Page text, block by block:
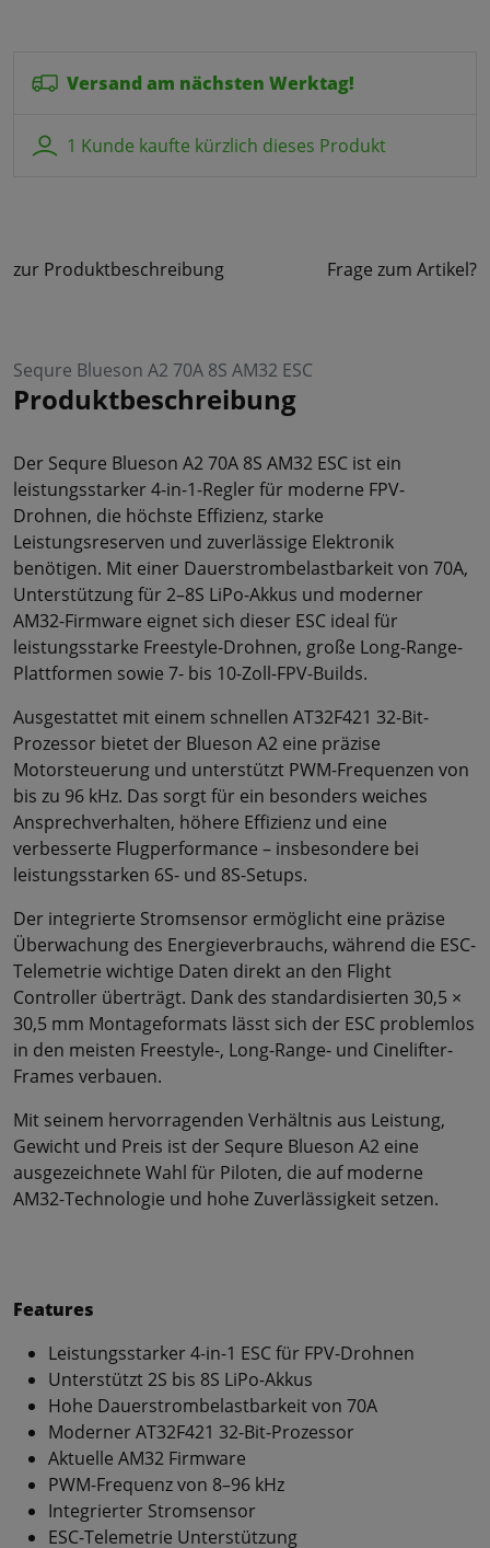
Versand am nächsten Werktag!
1 Kunde kaufte kürzlich dieses Produkt
zur Produktbeschreibung Frage zum Artikel?
Sequre Blueson A2 70A 8S AM32 ESC
Produktbeschreibung
Der Sequre Blueson A2 70A 8S AM32 ESC ist ein
leistungsstarker 4-in-1-Regler für moderne FPV-
Drohnen, die höchste Effizienz, starke
Leistungsreserven und zuverlässige Elektronik
benötigen. Mit einer Dauerstrombelastbarkeit von 70A,
Unterstützung für 2–8S LiPo-Akkus und moderner
AM32-Firmware eignet sich dieser ESC ideal für
leistungsstarke Freestyle-Drohnen, große Long-Range-
Plattformen sowie 7- bis 10-Zoll-FPV-Builds.
Ausgestattet mit einem schnellen AT32F421 32-Bit-
Prozessor bietet der Blueson A2 eine präzise
Motorsteuerung und unterstützt PWM-Frequenzen von
bis zu 96 kHz. Das sorgt für ein besonders weiches
Ansprechverhalten, höhere Effizienz und eine
verbesserte Flugperformance – insbesondere bei
leistungsstarken 6S- und 8S-Setups.
Der integrierte Stromsensor ermöglicht eine präzise
Überwachung des Energieverbrauchs, während die ESC-
Telemetrie wichtige Daten direkt an den Flight
Controller überträgt. Dank des standardisierten 30,5 ×
30,5 mm Montageformats lässt sich der ESC problemlos
in den meisten Freestyle-, Long-Range- und Cinelifter-
Frames verbauen.
Mit seinem hervorragenden Verhältnis aus Leistung,
Gewicht und Preis ist der Sequre Blueson A2 eine
ausgezeichnete Wahl für Piloten, die auf moderne
AM32-Technologie und hohe Zuverlässigkeit setzen.
Features
Leistungsstarker 4-in-1 ESC für FPV-Drohnen
Unterstützt 2S bis 8S LiPo-Akkus
Hohe Dauerstrombelastbarkeit von 70A
Moderner AT32F421 32-Bit-Prozessor
Aktuelle AM32 Firmware
PWM-Frequenz von 8–96 kHz
Integrierter Stromsensor
ESC-Telemetrie Unterstützung